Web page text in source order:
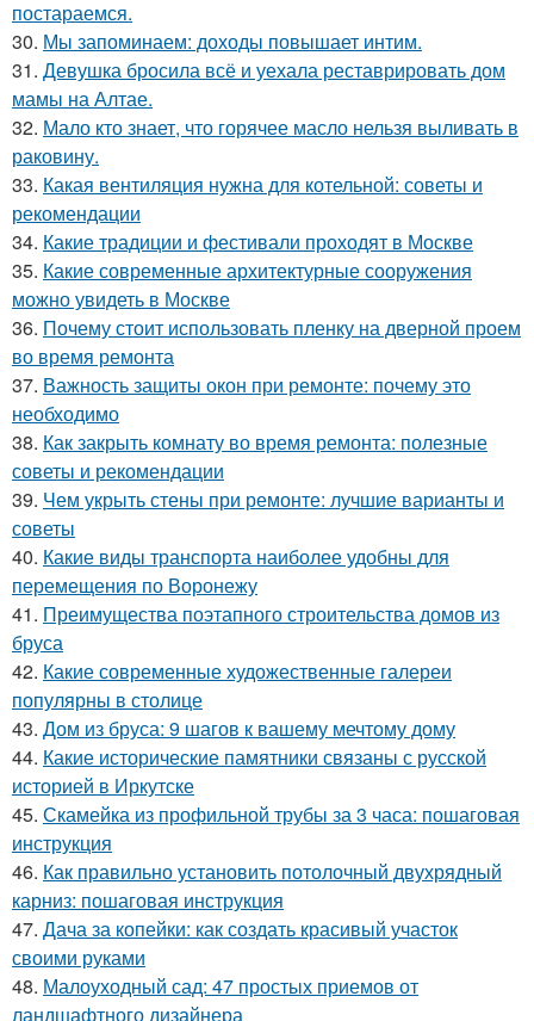
постараемся.
30. Мы запоминаем: доходы повышает интим.
31. Девушка бросила всё и уехала реставрировать дом
мамы на Алтае.
32. Мало кто знает, что горячее масло нельзя выливать в
раковину.
33. Какая вентиляция нужна для котельной: советы и
рекомендации
34. Какие традиции и фестивали проходят в Москве
35. Какие современные архитектурные сооружения
можно увидеть в Москве
36. Почему стоит использовать пленку на дверной проем
во время ремонта
37. Важность защиты окон при ремонте: почему это
необходимо
38. Как закрыть комнату во время ремонта: полезные
советы и рекомендации
39. Чем укрыть стены при ремонте: лучшие варианты и
советы
40. Какие виды транспорта наиболее удобны для
перемещения по Воронежу
41. Преимущества поэтапного строительства домов из
бруса
42. Какие современные художественные галереи
популярны в столице
43. Дом из бруса: 9 шагов к вашему мечтому дому
44. Какие исторические памятники связаны с русской
историей в Иркутске
45. Скамейка из профильной трубы за 3 часа: пошаговая
инструкция
46. Как правильно установить потолочный двухрядный
карниз: пошаговая инструкция
47. Дача за копейки: как создать красивый участок
своими руками
48. Малоуходный сад: 47 простых приемов от
ландшафтного дизайнера